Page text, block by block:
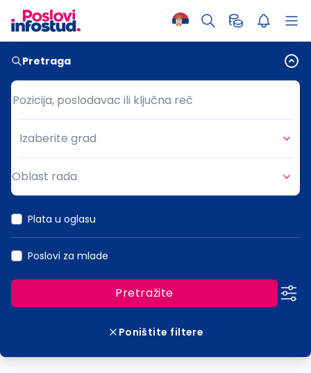
Pretraga
Pozicija, poslodavac ili ključna reč
Pozicija, poslodavac ili ključna reč
Grad
Izaberite grad
Oblast rada
Plata u oglasu
Poslovi za mlade
Pretražite
Poništite filtere